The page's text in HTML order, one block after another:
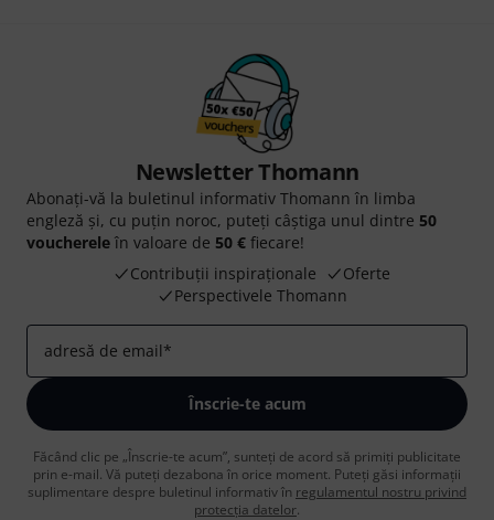
Newsletter Thomann
Abonați-vă la buletinul informativ Thomann în limba
engleză și, cu puțin noroc, puteți câștiga unul dintre 50
voucherele în valoare de 50 € fiecare!
Contribuții inspiraționale
Oferte
Perspectivele Thomann
adresă de email*
Înscrie-te acum
Făcând clic pe „Înscrie-te acum”, sunteți de acord să primiți publicitate
prin e-mail. Vă puteți dezabona în orice moment. Puteți găsi informații
suplimentare despre buletinul informativ în regulamentul nostru privind
protecția datelor.